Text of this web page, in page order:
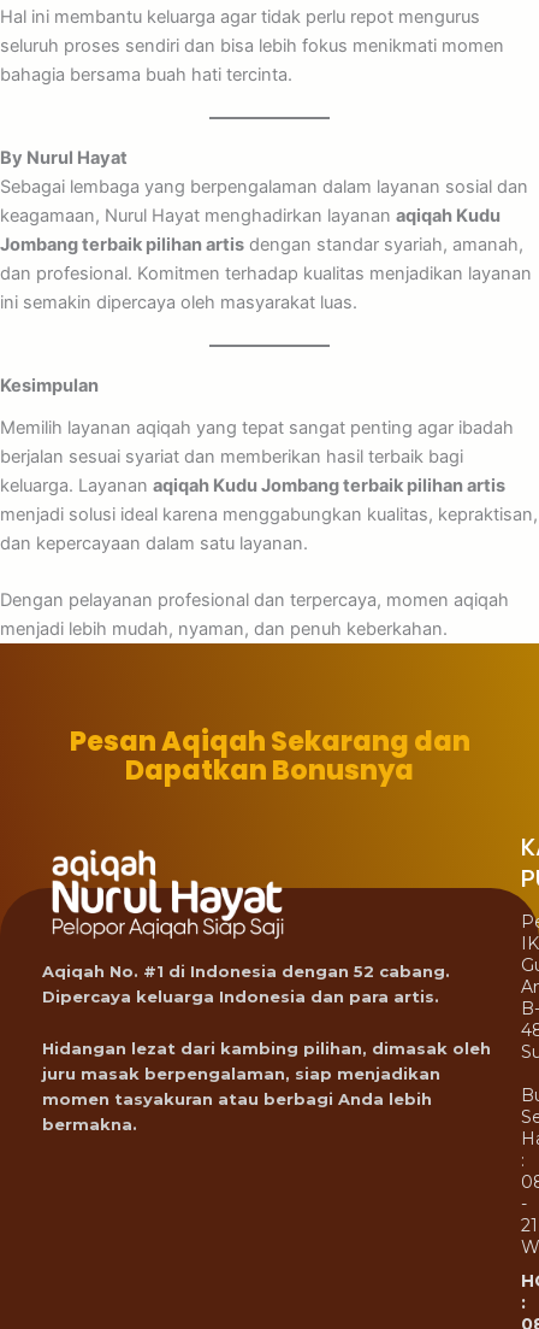
Hal ini membantu keluarga agar tidak perlu repot mengurus
seluruh proses sendiri dan bisa lebih fokus menikmati momen
bahagia bersama buah hati tercinta.
By Nurul Hayat
Sebagai lembaga yang berpengalaman dalam layanan sosial dan
keagamaan, Nurul Hayat menghadirkan layanan aqiqah Kudu
Jombang terbaik pilihan artis dengan standar syariah, amanah,
dan profesional. Komitmen terhadap kualitas menjadikan layanan
ini semakin dipercaya oleh masyarakat luas.
Kesimpulan
Memilih layanan aqiqah yang tepat sangat penting agar ibadah
berjalan sesuai syariat dan memberikan hasil terbaik bagi
keluarga. Layanan aqiqah Kudu Jombang terbaik pilihan artis
menjadi solusi ideal karena menggabungkan kualitas, kepraktisan,
dan kepercayaan dalam satu layanan.
Dengan pelayanan profesional dan terpercaya, momen aqiqah
menjadi lebih mudah, nyaman, dan penuh keberkahan.
Pesan Aqiqah Sekarang dan
Dapatkan Bonusnya
Aqiqah No. #1 di Indonesia dengan 52 cabang.
Dipercaya keluarga Indonesia dan para artis.
Hidangan lezat dari kambing pilihan, dimasak oleh
juru masak berpengalaman, siap menjadikan
momen tasyakuran atau berbagi Anda lebih
bermakna.
B-
:
-
: